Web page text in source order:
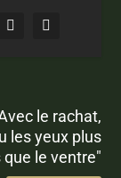
le rachat,
les yeux plus
que le ventre"